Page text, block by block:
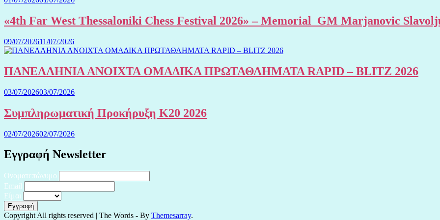
«4th Far West Thessaloniki Chess Festival 2026» – Memorial GM Marjanovic
09/07/202611/07/2026
ΠΑΝΕΛΛΗΝΙΑ ΑΝΟΙΧΤΑ ΟΜΑΔΙΚΑ ΠΡΩΤΑΘΛΗΜΑΤΑ RAPID – BLITZ 2026
03/07/202603/07/2026
Συμπληρωματική Προκήρυξη Κ20 2026
02/07/202602/07/2026
Εγγραφή Newsletter
Ονοματεπώνυμο
Email
Είμαι
Copyright All rights reserved | The Words - By Themesarray.